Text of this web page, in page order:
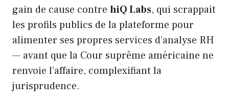
gain de cause contre hiQ Labs, qui scrappait
les profils publics de la plateforme pour
alimenter ses propres services d’analyse RH
— avant que la Cour suprême américaine ne
renvoie l’affaire, complexifiant la
jurisprudence.